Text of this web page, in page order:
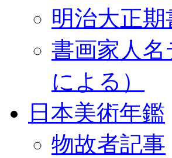
明治大正
書画家人
による）
日本美術年鑑
物故者記事